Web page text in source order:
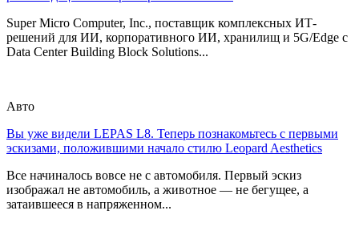
Super Micro Computer, Inc., поставщик комплексных ИТ-
решений для ИИ, корпоративного ИИ, хранилищ и 5G/Edge с
Data Center Building Block Solutions...
Авто
Вы уже видели LEPAS L8. Теперь познакомьтесь с первыми
эскизами, положившими начало стилю Leopard Aesthetics
Все начиналось вовсе не с автомобиля. Первый эскиз
изображал не автомобиль, а животное — не бегущее, а
затаившееся в напряженном...